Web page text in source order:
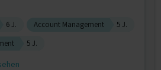
6 J. Account Management
5 J.
5 J.